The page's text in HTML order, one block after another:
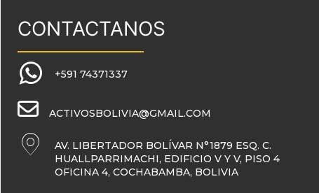
CONTACTANOS
+591 74371337
ACTIVOSBOLIVIA@GMAIL.COM
AV. LIBERTADOR BOLÍVAR N°1879 ESQ. C.
HUALLPARRIMACHI, EDIFICIO V Y V, PISO 4
OFICINA 4, COCHABAMBA, BOLIVIA